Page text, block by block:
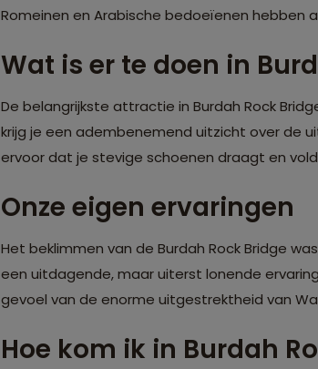
Romeinen en Arabische bedoeïenen hebben
Wat is er te doen in
De belangrijkste attractie in Burdah Rock
krijg je een adembenemend uitzicht over de
ervoor dat je stevige schoenen draagt en
Onze eigen ervaringen
Het beklimmen van de Burdah Rock Bridge
een uitdagende, maar uiterst lonende
gevoel van de enorme uitgestrektheid van
Hoe kom ik in Burdah